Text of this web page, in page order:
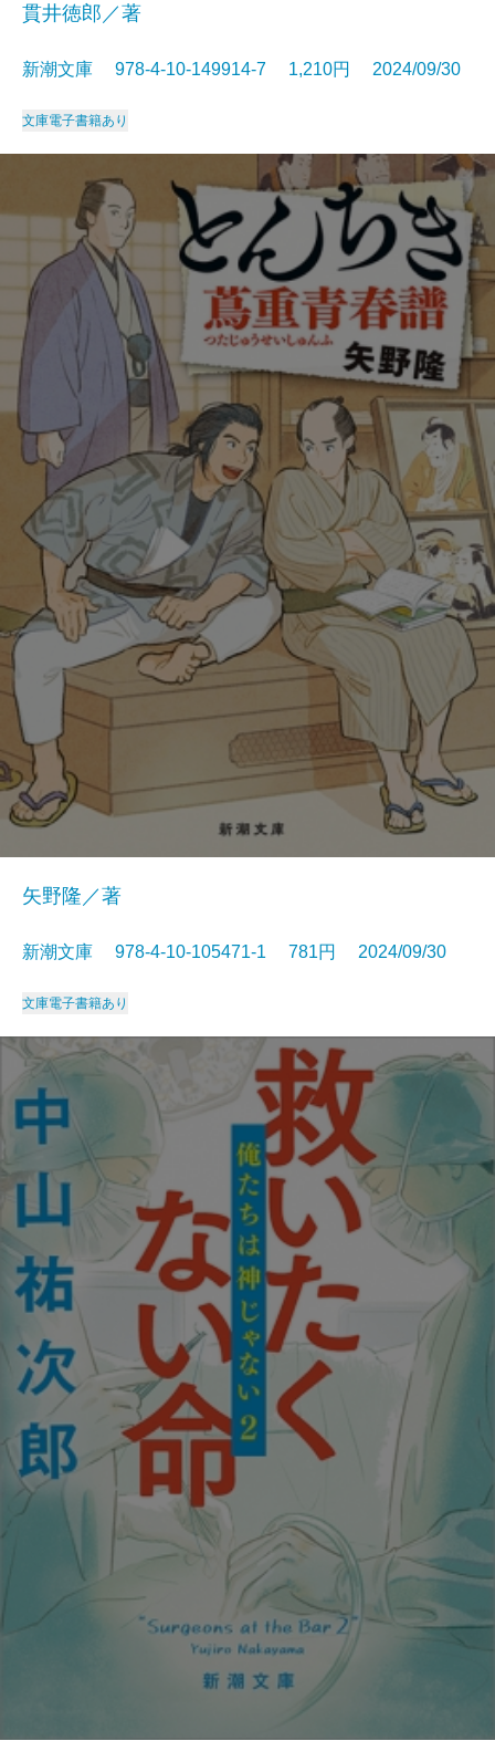
貫井徳郎／著
新潮文庫 978-4-10-149914-7 1,210円 2024/09/30
文庫電子書籍あり
矢野隆／著
新潮文庫 978-4-10-105471-1 781円 2024/09/30
文庫電子書籍あり